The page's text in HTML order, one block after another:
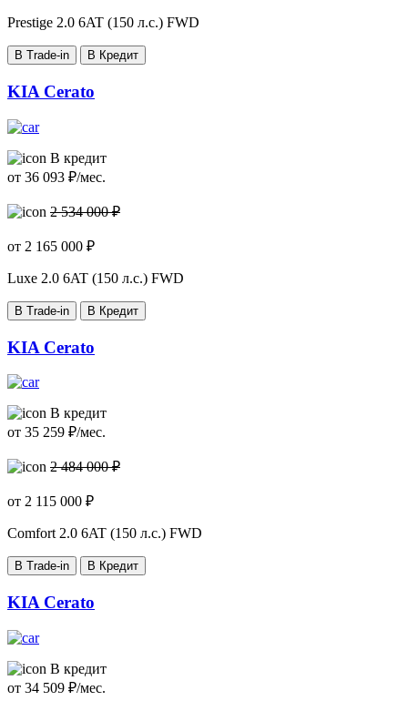
Prestige 2.0 6AT (150 л.с.) FWD
В Trade-in В Кредит
KIA Cerato
В кредит
от 36 093 ₽/мес.
2 534 000 ₽
от 2 165 000 ₽
Luxe 2.0 6AT (150 л.с.) FWD
В Trade-in В Кредит
KIA Cerato
В кредит
от 35 259 ₽/мес.
2 484 000 ₽
от 2 115 000 ₽
Comfort 2.0 6AT (150 л.с.) FWD
В Trade-in В Кредит
KIA Cerato
В кредит
от 34 509 ₽/мес.